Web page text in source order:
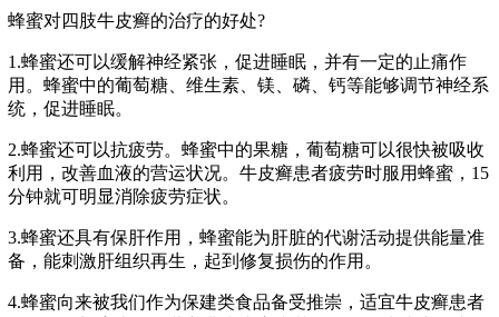
蜂蜜对四肢牛皮癣的治疗的好处?
1.蜂蜜还可以缓解神经紧张，促进睡眠，并有一定的止痛作
用。蜂蜜中的葡萄糖、维生素、镁、磷、钙等能够调节神经系
统，促进睡眠。
2.蜂蜜还可以抗疲劳。蜂蜜中的果糖，葡萄糖可以很快被吸收
利用，改善血液的营运状况。牛皮癣患者疲劳时服用蜂蜜，15
分钟就可明显消除疲劳症状。
3.蜂蜜还具有保肝作用，蜂蜜能为肝脏的代谢活动提供能量准
备，能刺激肝组织再生，起到修复损伤的作用。
4.蜂蜜向来被我们作为保建类食品备受推崇，适宜牛皮癣患者